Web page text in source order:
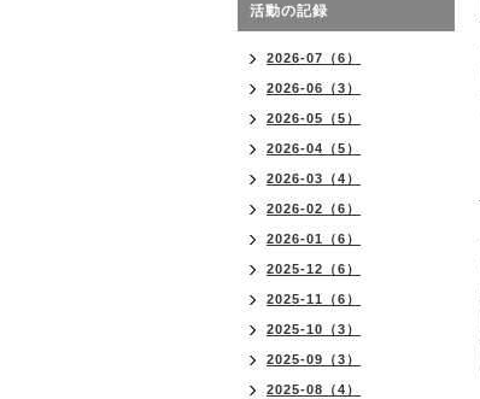
活動の記録
2026-07（6）
2026-06（3）
2026-05（5）
2026-04（5）
2026-03（4）
2026-02（6）
2026-01（6）
2025-12（6）
2025-11（6）
2025-10（3）
2025-09（3）
2025-08（4）